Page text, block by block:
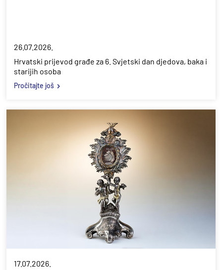
26.07.2026.
Hrvatski prijevod građe za 6. Svjetski dan djedova, baka i
starijih osoba
Pročitajte još
17.07.2026.